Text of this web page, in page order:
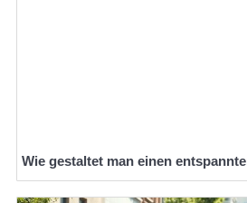
Wie gestaltet man einen